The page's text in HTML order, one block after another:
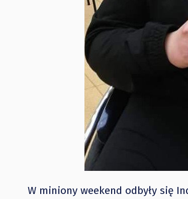
W miniony weekend odbyły się